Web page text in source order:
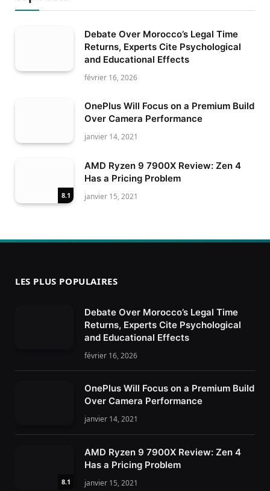
Debate Over Morocco’s Legal Time
Returns, Experts Cite Psychological
and Educational Effects
février 16, 2026
OnePlus Will Focus on a Premium Build
Over Camera Performance
janvier 14, 2021
8.1
AMD Ryzen 9 7900X Review: Zen 4
Has a Pricing Problem
janvier 15, 2021
LES PLUS POPULAIRES
Debate Over Morocco’s Legal Time
Returns, Experts Cite Psychological
and Educational Effects
février 16, 2026
OnePlus Will Focus on a Premium Build
Over Camera Performance
janvier 14, 2021
8.1
AMD Ryzen 9 7900X Review: Zen 4
Has a Pricing Problem
janvier 15, 2021